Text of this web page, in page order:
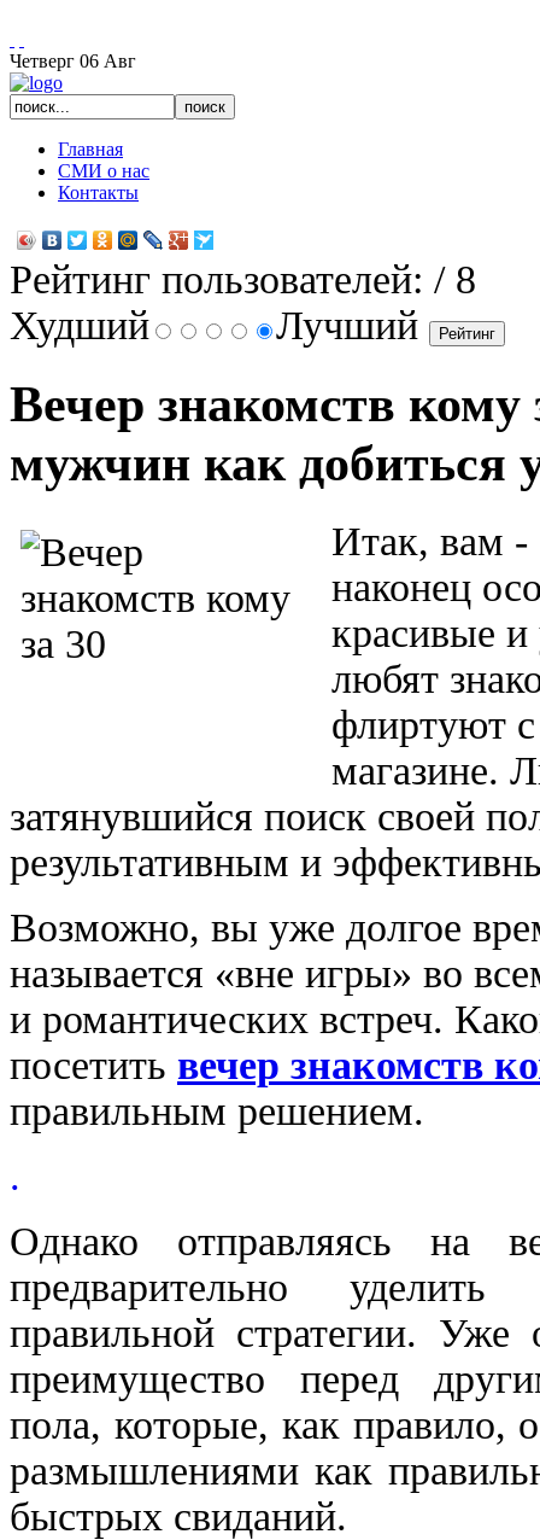
Четверг 06 Авг
Главная
СМИ о нас
Контакты
Рейтинг пользователей: / 8
Худший
Лучший
Вечер знакомств кому
мужчин как добиться
Итак, вам -
наконец
красивые
любят
флиртуют
магазине.
затянувшийся поиск своей
результативным и
Возможно, вы уже долгое
называется «вне игры» во
и романтических встреч.
посетить вечер знакомств
правильным решением.
.
Однако отправляясь на
предварительно
правильной стратегии. Уже
преимущество перед
пола, которые, как правило,
размышлениями как
быстрых свиданий.